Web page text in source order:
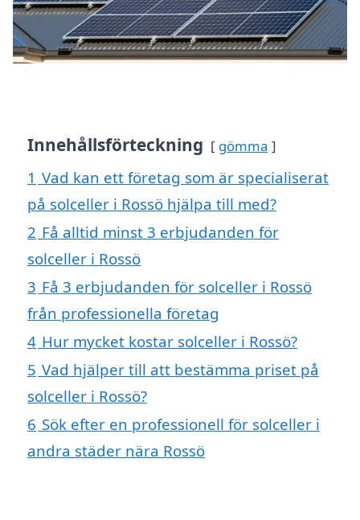
Innehållsförteckning gömma
1 Vad kan ett företag som är specialiserat
på solceller i Rossö hjälpa till med?
2 Få alltid minst 3 erbjudanden för
solceller i Rossö
3 Få 3 erbjudanden för solceller i Rossö
från professionella företag
4 Hur mycket kostar solceller i Rossö?
5 Vad hjälper till att bestämma priset på
solceller i Rossö?
6 Sök efter en professionell för solceller i
andra städer nära Rossö